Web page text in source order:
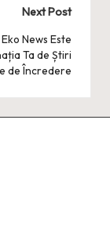
Next Post
News Este
Ta de Știri
de Încredere